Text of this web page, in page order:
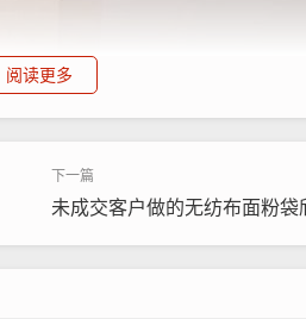
阅读更多
未成交客户做的无纺布面粉袋